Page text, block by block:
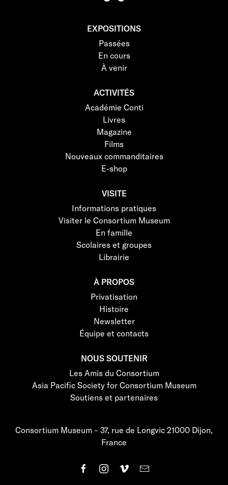
EXPOSITIONS
Passées
En cours
À venir
ACTIVITÉS
Académie Conti
Livres
Magazine
Films
Nouveaux commanditaires
E-shop
VISITE
Informations pratiques
Visiter le Consortium Museum
En famille
Scolaires et groupes
Librairie
À PROPOS
Privatisation
Histoire
Newsletter
Équipe et contacts
NOUS SOUTENIR
Les Amis du Consortium
Asia Pacific Society for Consortium Museum
Soutiens et partenaires
Consortium Museum – 37, rue de Longvic 21000 Dijon,
France